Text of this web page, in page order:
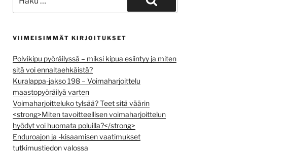
Haku
VIIMEISIMMÄT KIRJOITUKSET
Polvikipu pyöräilyssä – miksi kipua esiintyy ja miten
sitä voi ennaltaehkäistä?
Kuralappa-jakso 198 – Voimaharjoittelu
maastopyöräilyä varten
Voimaharjoitteluko tylsää? Teet sitä väärin
<strong>Miten tavoitteellisen voimaharjoittelun
hyödyt voi huomata poluilla?</strong>
Enduroajon ja -kisaamisen vaatimukset
tutkimustiedon valossa